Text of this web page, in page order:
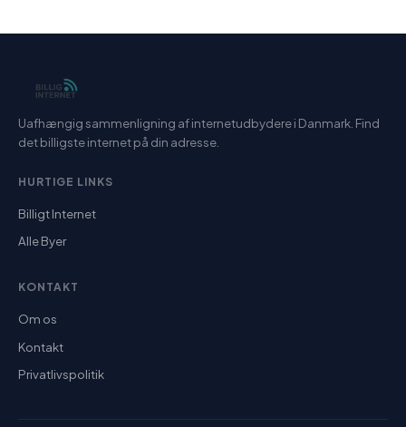
Uafhængig sammenligning af internetudbydere i Danmark. Find
det billigste internet på din adresse.
HURTIGE LINKS
Billigt Internet
Alle Byer
KONTAKT
Om os
Kontakt
Privatlivspolitik